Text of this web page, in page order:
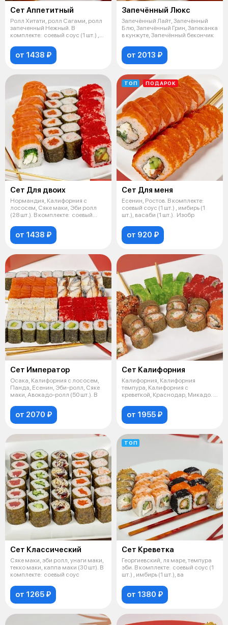
Сет Аппетитный
Ролл Хитати, ролл Сагами, ролл
запеченный Нежный. В
комплекте: соевый соус (1 шт.) ,
от 1438 ₽
Запечённый Люкс
Запечённый Лайт, Запечённый
Блю, Запечённый Грин, Запеканка
в кунжуте, Запечённый бекончик
от 2013 ₽
Сет Для двоих
Нормандия, Калифорния с
лососем, Сяке маки, Эби ролл
(28 шт.). В комплекте: соевый
от 1438 ₽
ТОП ПОДАРОК
Сет Для меня
Есенин, Ростов. В комплекте:
соевый соус (1 шт.) , имбирь (1
шт.), васаби (1 шт.). Изобр
от 920 ₽
Сет Император
Осака, Калифорния с лососем,
Панда, Есенин, Эби-ролл, Сяке
маки, Авокадо-ролл (50 шт.). В
от 2070 ₽
Сет Калифoрния
Калифорния, Калифорния
темпура, Калифорния с
креветкой, Краснодар, Микадо. В
от 1955 ₽
Сет Классический
Сяке маки, эби ролл, унаги маки,
текко маки, каппа маки (30 шт). В
комплекте: соевый соус
от 1265 ₽
ТОП
Сет Креветка
Георгиевский, ля маре, темпура
эби. В комплекте: соевый соус (1
шт.) , имбирь (1 шт.), ва
от 1380 ₽